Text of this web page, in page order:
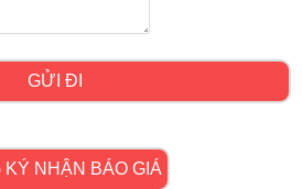
GỬI ĐI
NHẬN BÁO GIÁ